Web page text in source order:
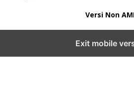
Versi Non
Exit mobile